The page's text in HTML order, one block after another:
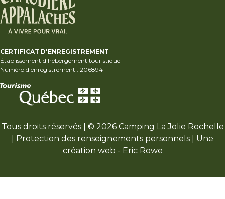
CERTIFICAT D'ENREGISTREMENT
Établissement d'hébergement touristique
Numéro d'enregistrement : 206894
Tous droits réservés | © 2026 Camping La Jolie Rochelle
Protection des renseignements personnels | Une
création web - Eric Rowe